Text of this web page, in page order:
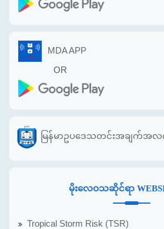
MDA APP
OR
မြန်မာဥပဒေသတင်းအချက်အ
မိုးလေဝသဆိုင်ရာ
Tropical Storm Risk (TSR)